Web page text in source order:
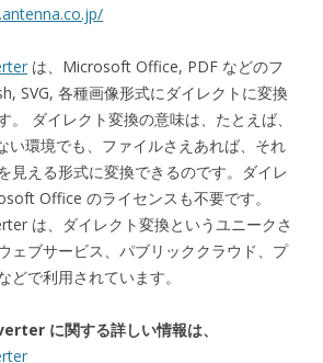
は、Microsoft Office, PDF などのフ
SVG, 各種画像形式にダイレクトに変換
。 ダイレクト変換の意味は、たとえば、
環境でも、ファイルさえあれば、それ
見える形式に変換できるのです。ダイレ
Office のライセンスも不要です。
は、ダイレクト変換というユニークさ
ェブサービス、パブリッククラウド、プ
どで利用されています。
に関する詳しい情報は、